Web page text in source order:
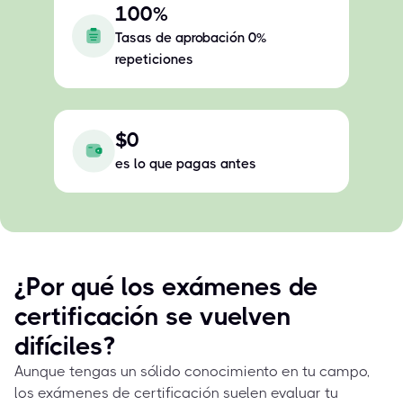
100%
Tasas de aprobación 0%
repeticiones
$0
es lo que pagas antes
¿Por qué los exámenes de
certificación se vuelven
difíciles?
Aunque tengas un sólido conocimiento en tu campo,
los exámenes de certificación suelen evaluar tu